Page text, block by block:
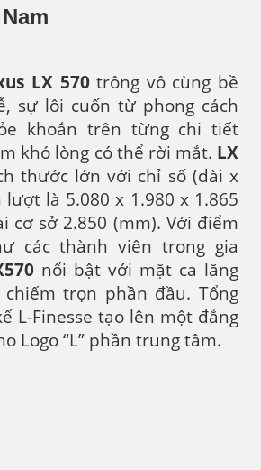
LX 570trông vô cùng bề
sự lôi cuốn từ phong cách
khoắn trên từng chi tiết
khó lòng có thể rời mắt. LX
thước lớn với chỉ số (dài x
lượt là 5.080 x 1.980 x 1.865
cơ sở 2.850 (mm). Với điểm
các thành viên trong gia
nổi bật với mặt ca lăng
chiếm trọn phần đầu. Tổng
L-Finesse tạo lên một đẳng
Logo “L” phần trung tâm.